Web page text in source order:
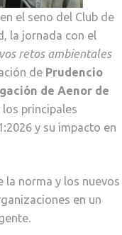
el seno del Club de
la jornada con el
retos ambientales
de Prudencio
de Aenor de
principales
y su impacto en
la norma y los nuevos
en un